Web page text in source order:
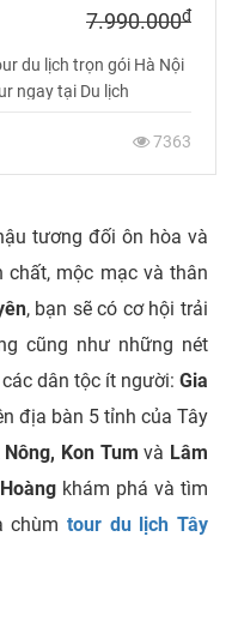
7.990.000đ
du lịch trọn gói Hà Nội
ngay tại Du lịch
7363
tương đối ôn hòa và
chất, mộc mạc và thân
, bạn sẽ có cơ hội trải
cũng như những nét
dân tộc ít người: Gia
địa bàn 5 tỉnh của Tây
Kon Tumvà Lâm
khám phá và tìm
chùm tour du lịch Tây